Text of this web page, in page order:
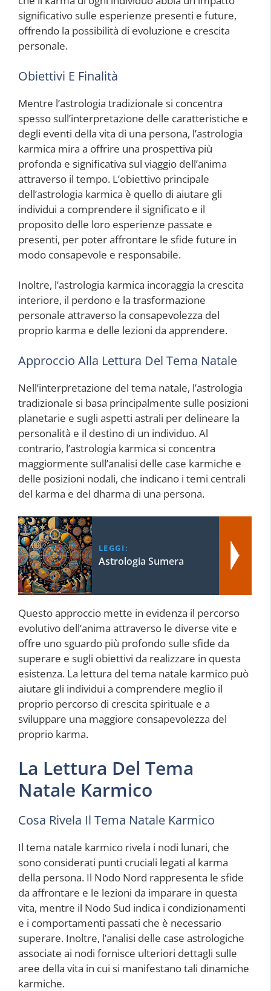
significativo sulle esperienze presenti e future,
offrendo la possibilità di evoluzione e crescita
personale.
Obiettivi E Finalità
Mentre l’astrologia tradizionale si concentra
spesso sull’interpretazione delle caratteristiche e
degli eventi della vita di una persona, l’astrologia
karmica mira a offrire una prospettiva più
profonda e significativa sul viaggio dell’anima
attraverso il tempo. L’obiettivo principale
dell’astrologia karmica è quello di aiutare gli
individui a comprendere il significato e il
proposito delle loro esperienze passate e
presenti, per poter affrontare le sfide future in
modo consapevole e responsabile.
Inoltre, l’astrologia karmica incoraggia la crescita
interiore, il perdono e la trasformazione
personale attraverso la consapevolezza del
proprio karma e delle lezioni da apprendere.
Approccio Alla Lettura Del Tema Natale
Nell’interpretazione del tema natale, l’astrologia
tradizionale si basa principalmente sulle posizioni
planetarie e sugli aspetti astrali per delineare la
personalità e il destino di un individuo. Al
contrario, l’astrologia karmica si concentra
maggiormente sull’analisi delle case karmiche e
delle posizioni nodali, che indicano i temi centrali
del karma e del dharma di una persona.
LEGGI:
Astrologia Sumera
Questo approccio mette in evidenza il percorso
evolutivo dell’anima attraverso le diverse vite e
offre uno sguardo più profondo sulle sfide da
superare e sugli obiettivi da realizzare in questa
esistenza. La lettura del tema natale karmico può
aiutare gli individui a comprendere meglio il
proprio percorso di crescita spirituale e a
sviluppare una maggiore consapevolezza del
proprio karma.
La Lettura Del Tema
Natale Karmico
Cosa Rivela Il Tema Natale Karmico
Il tema natale karmico rivela i nodi lunari, che
sono considerati punti cruciali legati al karma
della persona. Il Nodo Nord rappresenta le sfide
da affrontare e le lezioni da imparare in questa
vita, mentre il Nodo Sud indica i condizionamenti
e i comportamenti passati che è necessario
superare. Inoltre, l’analisi delle case astrologiche
associate ai nodi fornisce ulteriori dettagli sulle
aree della vita in cui si manifestano tali dinamiche
karmiche.